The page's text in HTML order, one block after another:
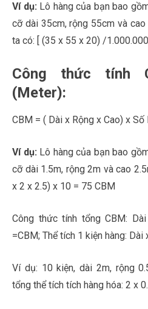
Ví dụ: Lô hàng của bạn bao
cỡ dài 35cm, rộng 55cm và
ta có: [ (35 x 55 x 20) /
Công thức tính
(Meter):
CBM = ( Dài x Rộng x Cao) x
Ví dụ: Lô hàng của bạn bao
cỡ dài 1.5m, rộng 2m và cao
x 2 x 2.5) x 10 = 75 CBM
Công thức tính tổng CBM:
=CBM; Thể tích 1 kiện hàng: Dài
Ví dụ: 10 kiện, dài 2m, rộng
tổng thể tích tích hàng hóa: 2 x